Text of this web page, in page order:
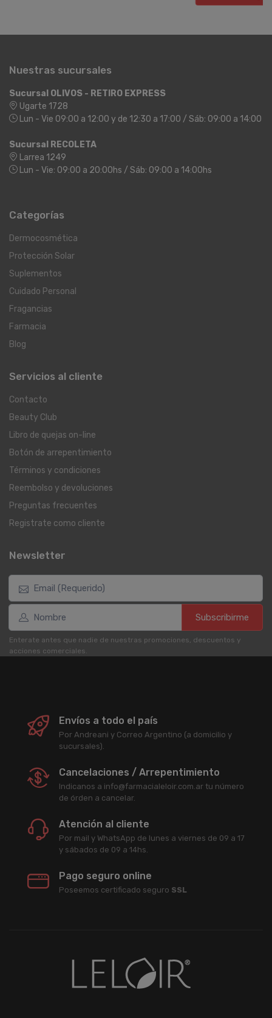
Nuestras sucursales
Sucursal OLIVOS - RETIRO EXPRESS
Ugarte 1728
Lun - Vie 09:00 a 12:00 y de 12:30 a 17:00 / Sáb: 09:00 a 14:00
Sucursal RECOLETA
Larrea 1249
Lun - Vie: 09:00 a 20:00hs / Sáb: 09:00 a 14:00hs
Categorías
Dermocosmética
Protección Solar
Suplementos
Cuidado Personal
Fragancias
Farmacia
Blog
Servicios al cliente
Contacto
Beauty Club
Libro de quejas on-line
Botón de arrepentimiento
Términos y condiciones
Reembolso y devoluciones
Preguntas frecuentes
Registrate como cliente
Newsletter
Subscribirme
Enterate antes que nadie de nuestras promociones, descuentos y
acciones comerciales.
Envíos a todo el país
Por Andreani y Correo Argentino (a domicilio y
sucursales).
Cancelaciones / Arrepentimiento
Indicanos a info@farmacialeloir.com.ar tu número
de órden a cancelar.
Atención al cliente
Por mail y WhatsApp de lunes a viernes de 09 a 17
y sábados de 09 a 14hs.
Pago seguro online
Poseemos certificado seguro SSL